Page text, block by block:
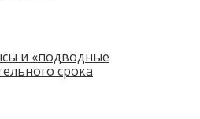
и «подводные
срока